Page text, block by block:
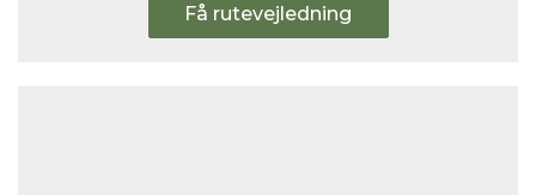
Få rutevejledning